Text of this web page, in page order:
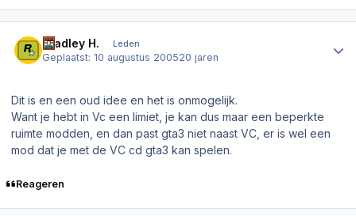
Bradley H. Leden
Geplaatst:10 augustus 200520 jaren
Dit is en een oud idee en het is onmogelijk.
Want je hebt in Vc een limiet, je kan dus maar een beperkte
ruimte modden, en dan past gta3 niet naast VC, er is wel een
mod dat je met de VC cd gta3 kan spelen.
Reageren